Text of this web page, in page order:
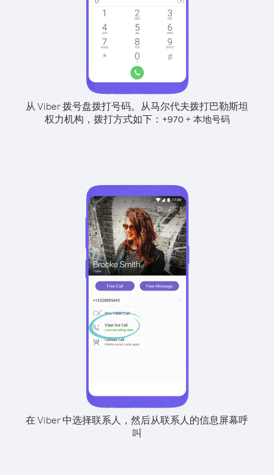
从 Viber 拨号盘拨打号码。 从马尔代夫拨打巴勒斯坦
权力机构，拨打方式如下： +970+ 本地号码
在 Viber 中选择联系人，然后从联系人的信息屏幕呼
叫